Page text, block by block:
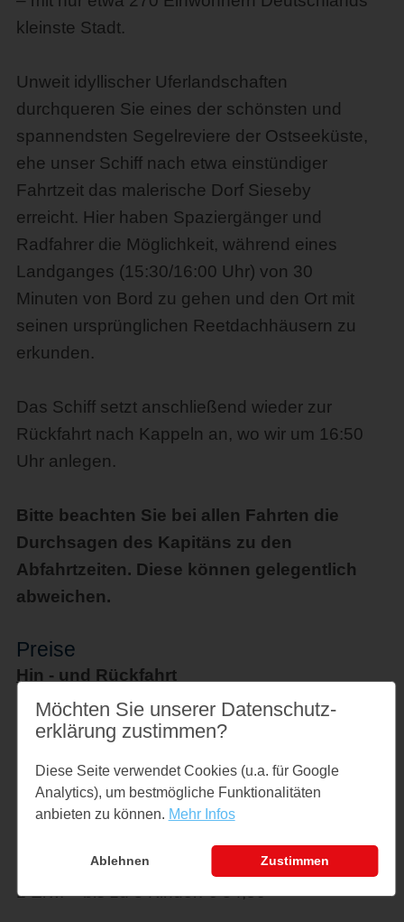
kleinste Stadt.
Unweit idyllischer Uferlandschaften
durchqueren Sie eines der schönsten und
spannendsten Segelreviere der Ostseeküste,
ehe unser Schiff nach etwa einstündiger
Fahrtzeit das malerische Dorf Sieseby
erreicht. Hier haben Spaziergänger und
Radfahrer die Möglichkeit, während eines
Landganges (15:30/16:00 Uhr) von 30
Minuten von Bord zu gehen und den Ort mit
seinen ursprünglichen Reetdachhäusern zu
erkunden.
Das Schiff setzt anschließend wieder zur
Rückfahrt nach Kappeln an, wo wir um 16:50
Uhr anlegen.
Bitte beachten Sie bei allen Fahrten die
Durchsagen des Kapitäns zu den
Abfahrtzeiten. Diese können gelegentlich
abweichen.
Preise
Hin - und Rückfahrt
Fahrpreis Erw.: € 23,00
Rentner ab 99 Jahre: € 0,00
1 Erw. + bis zu 3 Kinder: € 34,50
Möchten Sie unserer Datenschutz­
erklärung zustimmen?
Diese Seite verwendet Cookies (u.a. für Google
Analytics), um bestmögliche Funktionalitäten
anbieten zu können. Mehr Infos
Ablehnen Zustimmen